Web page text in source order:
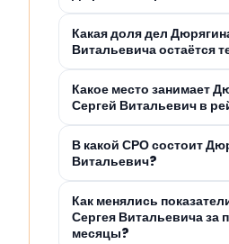
Какая доля дел
Витальевича остаётся
Какое место занимает
Сергей Витальевич в
В какой СРО состоит
Витальевич?
Как менялись
Сергея Витальевича за
месяцы?